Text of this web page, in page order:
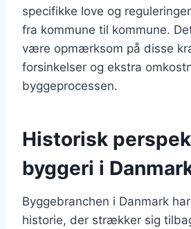
specifikke love og
fra kommune til kommune.
være opmærksom på disse
forsinkelser og ekstra
byggeprocessen.
Historisk
byggeri i
Byggebranchen i Danmark
historie, der strækker sig